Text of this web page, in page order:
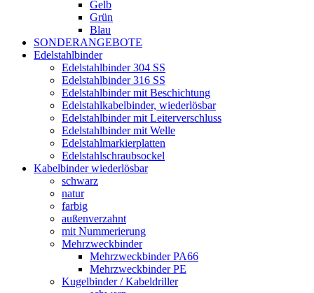
Gelb
Grün
Blau
SONDERANGEBOTE
Edelstahlbinder
Edelstahlbinder 304 SS
Edelstahlbinder 316 SS
Edelstahlbinder mit Beschichtung
Edelstahlkabelbinder, wiederlösbar
Edelstahlbinder mit Leiterverschluss
Edelstahlbinder mit Welle
Edelstahlmarkierplatten
Edelstahlschraubsockel
Kabelbinder wiederlösbar
schwarz
natur
farbig
außenverzahnt
mit Nummerierung
Mehrzweckbinder
Mehrzweckbinder PA66
Mehrzweckbinder PE
Kugelbinder / Kabeldriller